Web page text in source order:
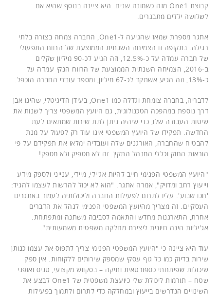
קבוצת One1 מזה כשמונה שנים. היא ציינה בנוסף שהיא אם
לשלושה ילדים מתבגרים.
אתגר מספרת שמאז שהגיעה ל-One1, החברה צמחה בצורה בלתי
רגילה: בתקופה זו הצמיחה השנתית הממוצעת של הרווח התפעולי
של חברה עמדה על כ-12.5%, וזה הגיע לכ-90 מיליון שקלים
ב-2016, הצמיחה השנתית הממוצעת של הרווח הנקי עמדה על
כ-13%, וזה הגיע אשתקד לכ-67 מיליון, ומספר עובדי החברה הוכפל.
לדבריה, בחברה צומחת וגדלה כמו One1, בעידן הדיגיטלי, שהינו אבן
דרך נוספת במהפכה הטכנולוגית, גם היועץ המשפטי צריך לשנות את
שיטות העבודה שלו, כדי שיהיה ניתן לתת שירות שמתאים לעת
החדשה. תפקידו של היועץ המשפטי אינו עוד רק לפעול על מנת
להבטיח שהחברה, האורגנים שלה ועובדיה ימלאו את תפקידם על פי
הוראות החוק וכללי המנהל התקין. זה לא מספיק ולא מספק!
"היועץ המשפטי הפנימי חייב להיות אג'ילי, מיידי, ענייני ולספק מידע
וייעוץ רחב ומדויק", אמרה אתגר. "הוא לא יכול להרשות לעצמו להגיד:
'חכו שבוע'. עליו לתרום לפעילות החברה וליכולותיה לעמוד באתגרים
העסקיים. זה מצריך מהיועץ המשפטי הפנימי לנהל את הדברים
אחרת, התארגנות מחדש והתאמה לסביבה משתנה ומתפתחת.
אג'יליות הינה חיונית ליצירת מחלקה משפטית משמעותית".
עוד היא ציינה כי "היועץ המשפטי הפנימי צריך לתפוס את עצמו כנותן
שירות בדיוק כמו כל גוף עסקי שמספק שירותים ללקוחות. אין ספק
שיכולות שפיתחתי כספורטאית ותיקה – בסקווש מקצועי, טניס ואופני
שטח – תורמות ליכולת שלי כיועצת משפטית של One1 לבצע את
השינויים הנדרשים בייעוץ ובמחלקה כדי לתרום ולתמוך בפעילות